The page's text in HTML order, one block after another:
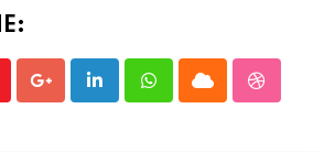
Google+LinkedInWhatsappCloud